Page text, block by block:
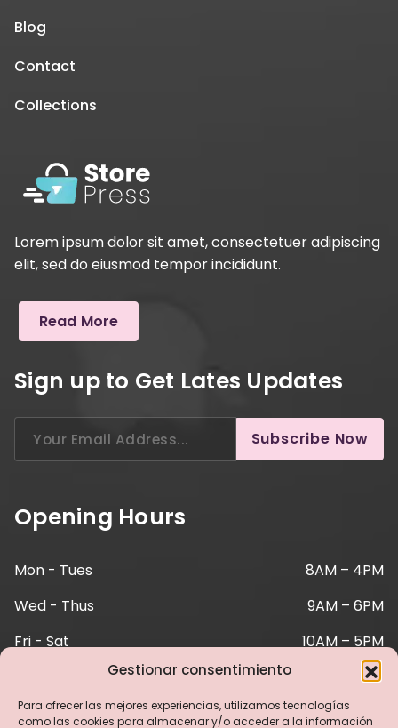
Gestionar consentimiento
Para ofrecer las mejores experiencias, utilizamos tecnologías
como las cookies para almacenar y/o acceder a la información
Blog
Contact
Collections
Lorem ipsum dolor sit amet, consectetuer adipiscing
elit, sed do eiusmod tempor incididunt.
Read More
Sign up to Get Lates Updates
Subscribe Now
Opening Hours
Mon - Tues
8AM – 4PM
Wed - Thus
9AM – 6PM
Fri - Sat
10AM – 5PM
Emerg. Only
Personal
Mon - 11AM